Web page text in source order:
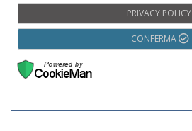
PRIVACY POLICY
CONFERMA